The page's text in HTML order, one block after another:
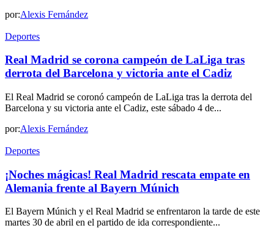
por:Alexis Fernández
Deportes
Real Madrid se corona campeón de LaLiga tras
derrota del Barcelona y victoria ante el Cadiz
El Real Madrid se coronó campeón de LaLiga tras la derrota del
Barcelona y su victoria ante el Cadiz, este sábado 4 de...
por:Alexis Fernández
Deportes
¡Noches mágicas! Real Madrid rescata empate en
Alemania frente al Bayern Múnich
El Bayern Múnich y el Real Madrid se enfrentaron la tarde de este
martes 30 de abril en el partido de ida correspondiente...